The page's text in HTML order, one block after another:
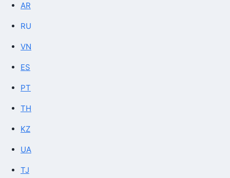
AR
RU
VN
ES
PT
TH
KZ
UA
TJ